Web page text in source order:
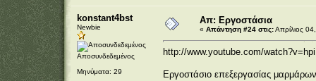
konstant4bst
Newbie
Αποσυνδεδεμένος
Μηνύματα: 29
Απ: Εργοστάσια
« Απάντηση #24 στις:Απρίλιος
http://www.youtube.com/
Εργοστάσιο επεξεργασίας